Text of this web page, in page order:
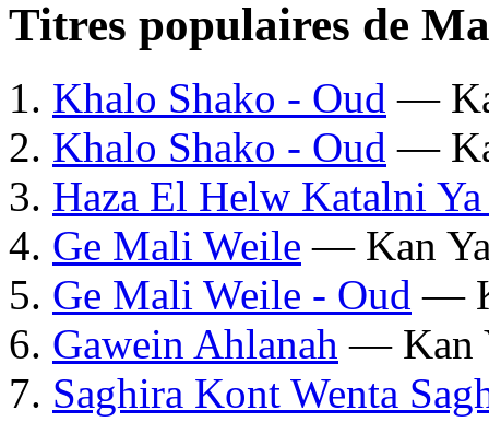
Titres populaires de
Khalo Shako - Oud —
Khalo Shako - Oud —
Haza El Helw Katalni
Ge Mali Weile — Kan
Ge Mali Weile - Oud —
Gawein Ahlanah — Kan
Saghira Kont Wenta